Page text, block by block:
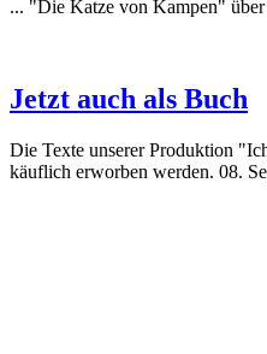
... "Die Katze von Kampen" über
Jetzt auch als Buch
Die Texte unserer Produktion
käuflich erworben werden. 08.